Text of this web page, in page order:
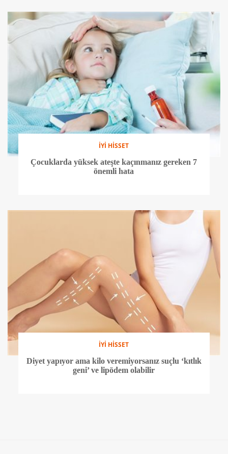
İYİ HİSSET
Çocuklarda yüksek ateşte kaçınmanız gereken 7
önemli hata
İYİ HİSSET
Diyet yapıyor ama kilo veremiyorsanız suçlu ‘kıtlık
geni’ ve lipödem olabilir